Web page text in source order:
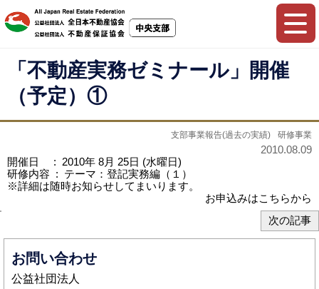
お問い合わせ
公益社団法人
「不動産実務ゼミナール」開催
（予定）①
支部事業報告(過去の実績) 研修事業
2010.08.09
開催日 : 2010年 8月 25日 (水曜日)
研修内容 : テーマ：登記実務編（１）
※詳細は随時お知らせしてまいります。
お申込みはこちらから
次の記事